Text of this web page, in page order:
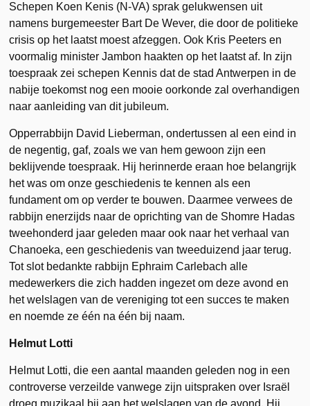
Schepen Koen Kenis (N-VA) sprak gelukwensen uit
namens burgemeester Bart De Wever, die door de politieke
crisis op het laatst moest afzeggen. Ook Kris Peeters en
voormalig minister Jambon haakten op het laatst af. In zijn
toespraak zei schepen Kennis dat de stad Antwerpen in de
nabije toekomst nog een mooie oorkonde zal overhandigen
naar aanleiding van dit jubileum.
Opperrabbijn David Lieberman, ondertussen al een eind in
de negentig, gaf, zoals we van hem gewoon zijn een
beklijvende toespraak. Hij herinnerde eraan hoe belangrijk
het was om onze geschiedenis te kennen als een
fundament om op verder te bouwen. Daarmee verwees de
rabbijn enerzijds naar de oprichting van de Shomre Hadas
tweehonderd jaar geleden maar ook naar het verhaal van
Chanoeka, een geschiedenis van tweeduizend jaar terug.
Tot slot bedankte rabbijn Ephraim Carlebach alle
medewerkers die zich hadden ingezet om deze avond en
het welslagen van de vereniging tot een succes te maken
en noemde ze één na één bij naam.
Helmut Lotti
Helmut Lotti, die een aantal maanden geleden nog in een
controverse verzeilde vanwege zijn uitspraken over Israël